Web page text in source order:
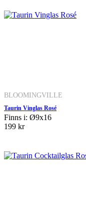
BLOOMINGVILLE
Taurin Vinglas Rosé
Finns i: Ø9x16
199 kr